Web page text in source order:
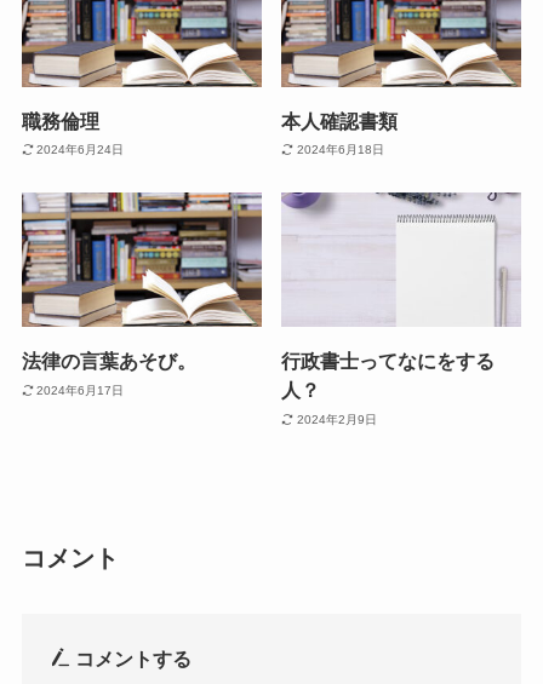
職務倫理
2024年6月24日
本人確認書類
2024年6月18日
法律の言葉あそび。
2024年6月17日
行政書士ってなにをする
人？
2024年2月9日
コメント
コメントする